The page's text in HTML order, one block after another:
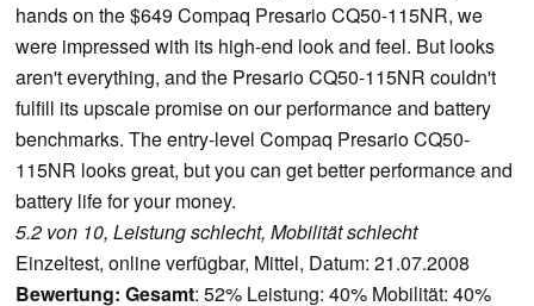
hands on the $649 Compaq Presario CQ50-115NR, we
were impressed with its high-end look and feel. But looks
aren't everything, and the Presario CQ50-115NR couldn't
fulfill its upscale promise on our performance and battery
benchmarks. The entry-level Compaq Presario CQ50-
115NR looks great, but you can get better performance and
battery life for your money.
5.2 von 10, Leistung schlecht, Mobilität schlecht
Einzeltest, online verfügbar, Mittel, Datum: 21.07.2008
Bewertung: Gesamt: 52% Leistung: 40% Mobilität: 40%